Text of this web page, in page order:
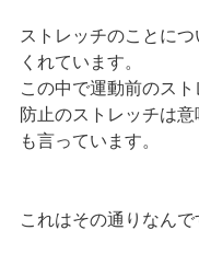
ストレッチのことに
くれています。
この中で運動前のス
防止のストレッチは
も言っています。
これはその通りなん